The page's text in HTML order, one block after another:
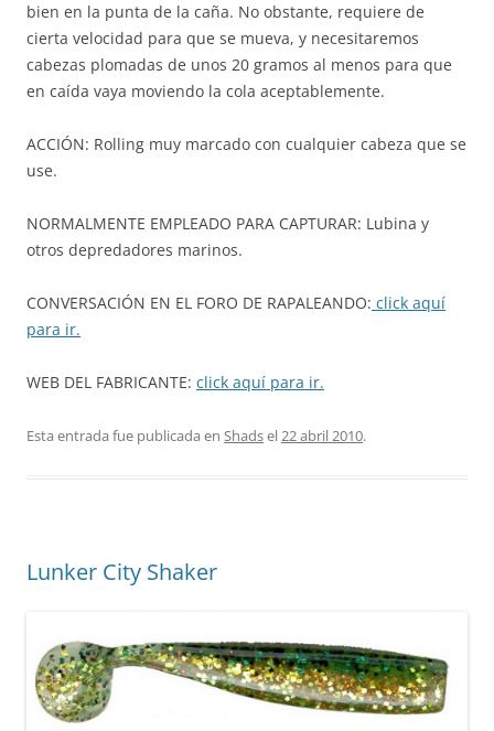
bien en la punta de la caña. No obstante, requiere de
cierta velocidad para que se mueva, y necesitaremos
cabezas plomadas de unos 20 gramos al menos para que
en caída vaya moviendo la cola aceptablemente.
ACCIÓN: Rolling muy marcado con cualquier cabeza que se
use.
NORMALMENTE EMPLEADO PARA CAPTURAR: Lubina y
otros depredadores marinos.
CONVERSACIÓN EN EL FORO DE RAPALEANDO: click aquí
para ir.
WEB DEL FABRICANTE: click aquí para ir.
Esta entrada fue publicada en Shadsel22 abril 2010.
Lunker City Shaker